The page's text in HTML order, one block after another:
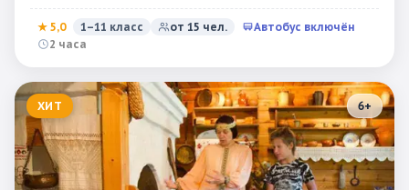
★ 5,0 1–11 класс от 15 чел.
Автобус включён
2 часа
ХИТ 6+